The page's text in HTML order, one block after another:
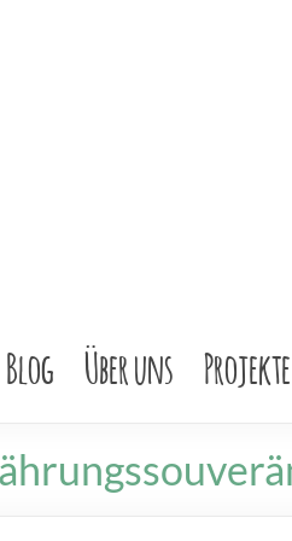
Blog Über uns Projekte